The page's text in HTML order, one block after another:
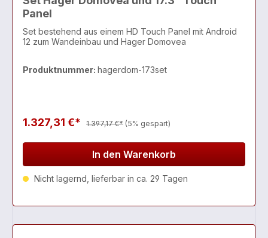
Panel
Set bestehend aus einem HD Touch Panel mit Android
12 zum Wandeinbau und Hager Domovea
Produktnummer: hagerdom-173set
1.327,31 €* 1.397,17 €* (5% gespart)
In den Warenkorb
Nicht lagernd, lieferbar in ca. 29 Tagen